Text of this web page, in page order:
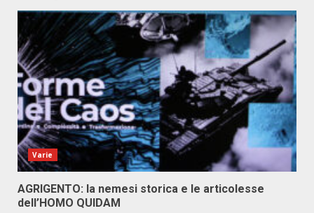
Varie
AGRIGENTO: la nemesi storica e le articolesse
dell’HOMO QUIDAM